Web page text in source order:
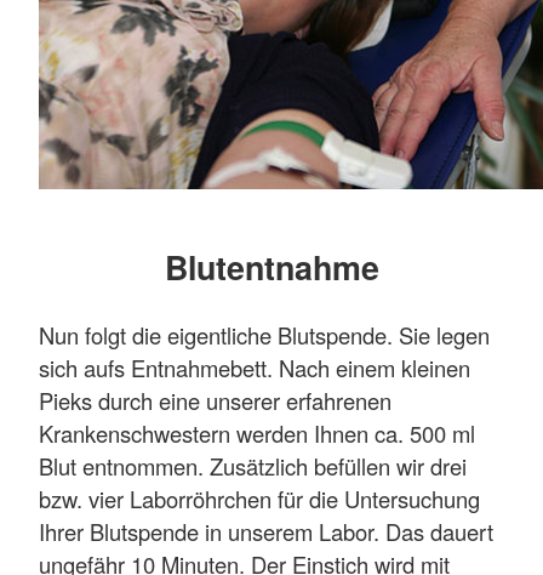
Blutentnahme
Nun folgt die eigentliche Blutspende. Sie legen
sich aufs Entnahmebett. Nach einem kleinen
Pieks durch eine unserer erfahrenen
Krankenschwestern werden Ihnen ca. 500 ml
Blut entnommen. Zusätzlich befüllen wir drei
bzw. vier Laborröhrchen für die Untersuchung
Ihrer Blutspende in unserem Labor. Das dauert
ungefähr 10 Minuten. Der Einstich wird mit